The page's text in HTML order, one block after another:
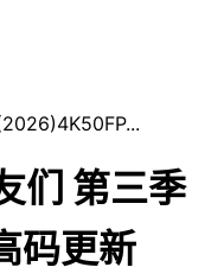
们 第三季
码更新